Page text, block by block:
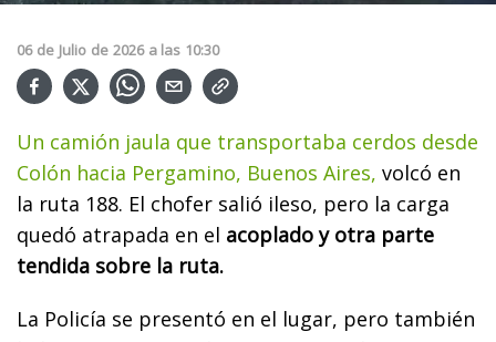
06 de Julio de 2026 a las 10:30
Un camión jaula que transportaba cerdos desde
Colón hacia Pergamino, Buenos Aires, volcó en
la ruta 188. El chofer salió ileso, pero la carga
quedó atrapada en el acoplado y otra parte
tendida sobre la ruta.
La Policía se presentó en el lugar, pero también